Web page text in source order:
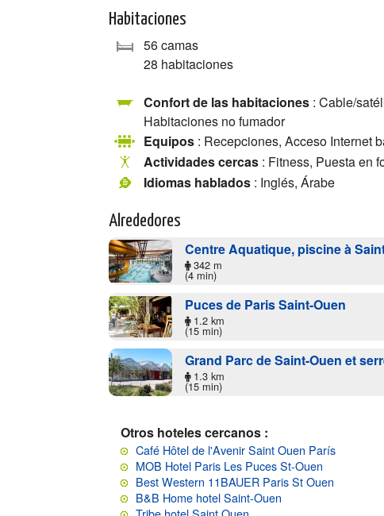
Habitaciones
56 camas
28 habitaciones
Confort de las habitaciones : Cable/
Habitaciones no fumador
Equipos : Recepciones, Acceso Internet
Actividades cercas : Fitness, Puesta en
Idiomas hablados : Inglés, Árabe
Alrededores
Centre Aquatique, piscine à
342 m
(4 min)
Puces de Paris Saint-Ouen
1.2 km
(15 min)
Grand Parc de Saint-Ouen et
1.3 km
(15 min)
Otros hoteles cercanos :
Café Hôtel de l'Avenir Saint Ouen París
MOB Hotel Paris Les Puces St-Ouen
Best Western 11BAUER Paris St Ouen
B&B Home hotel Saint-Ouen